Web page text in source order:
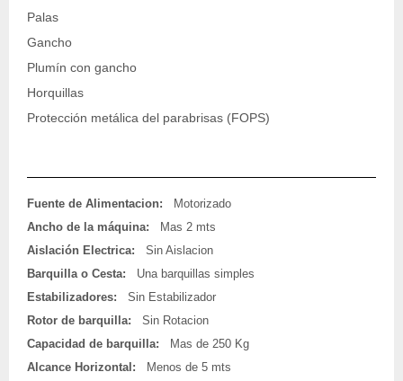
Palas
Gancho
Plumín con gancho
Horquillas
Protección metálica del parabrisas (FOPS)
Fuente de Alimentacion:
Motorizado
Ancho de la máquina:
Mas 2 mts
Aislación Electrica:
Sin Aislacion
Barquilla o Cesta:
Una barquillas simples
Estabilizadores:
Sin Estabilizador
Rotor de barquilla:
Sin Rotacion
Capacidad de barquilla:
Mas de 250 Kg
Alcance Horizontal:
Menos de 5 mts